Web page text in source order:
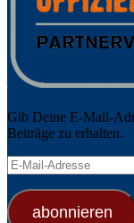
Gib Deine E-Mail-
Beiträge zu erhalten.
E-
Mail-
Adresse
abonnieren